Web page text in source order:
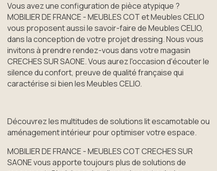
Vous avez une configuration de pièce atypique ?
MOBILIER DE FRANCE - MEUBLES COT et Meubles CELIO
vous proposent aussi le savoir-faire de Meubles CELIO,
dans la conception de votre projet dressing. Nous vous
invitons à prendre rendez-vous dans votre magasin
CRECHES SUR SAONE. Vous aurez l'occasion d'écouter le
silence du confort, preuve de qualité française qui
caractérise si bien les Meubles CELIO.
Découvrez les multitudes de solutions lit escamotable ou
aménagement intérieur pour optimiser votre espace.
MOBILIER DE FRANCE - MEUBLES COT CRECHES SUR
SAONE vous apporte toujours plus de solutions de